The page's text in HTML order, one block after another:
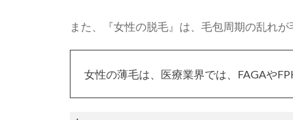
また、『女性の脱毛』は、毛包周期の乱れ
女性の薄毛は、医療業界では、FAGAや